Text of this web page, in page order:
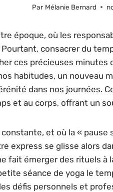
Par Mélanie Bernard
époque, où les
consacrer du
ces précieuses
habitudes, un nouveau
dans nos journées.
et au corps, offrant un
et où la «
express se glisse alors
fait émerger des rituels
séance de yoga le
défis personnels et